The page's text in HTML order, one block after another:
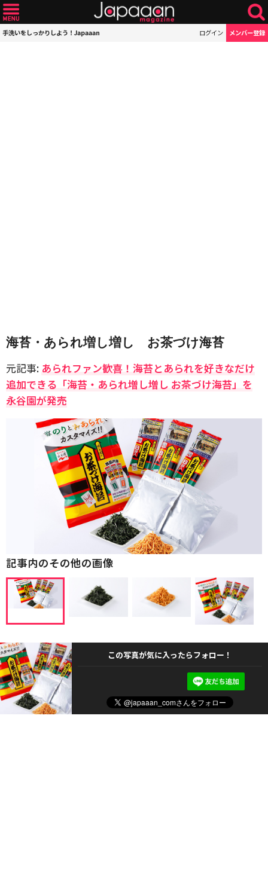
手洗いをしっかりしよう！Japaaan ログイン メンバー登録
海苔・あられ増し増し お茶づけ海苔
元記事: あられファン歓喜！海苔とあられを好きなだけ
追加できる「海苔・あられ増し増し お茶づけ海苔」を
永谷園が発売
記事内のその他の画像
この写真が気に入ったらフォロー！